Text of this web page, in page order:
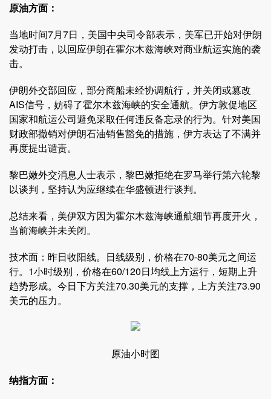
原油方面：
当地时间7月7日，美国中央司令部表示，美军已开始对伊朗
发动打击，以回应伊朗在霍尔木兹海峡对商业航运实施的袭
击。
伊朗外交部回应，部分商船未经协调航行，并关闭或篡改
AIS信号，妨碍了霍尔木兹海峡的安全通航。伊方敦促地区
国家和航运公司避免采取任何违反备忘录的行为。针对美国
财政部撤销对伊朗石油销售豁免的措施，伊方表达了不满并
再度提出谴责。
黎巴嫩外交消息人士表示，黎巴嫩拒绝在罗马举行第六轮黎
以谈判，坚持认为应继续在华盛顿进行谈判。
总结来看，美伊双方因为霍尔木兹海峡通航细节再度开火，
当前海峡并未关闭。
技术面：昨日收阳线。日线级别，价格在70-80美元之间运
行。1小时级别，价格在60/120日均线上方运行，短期上升
趋势形成。今日下方关注70.30美元的支撑，上方关注73.90
美元的压力。
原油小时图
纳指方面：